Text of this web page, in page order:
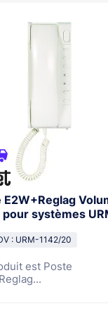
E2W+Reglag
pour systèmes
: URM-1142/20
est Poste